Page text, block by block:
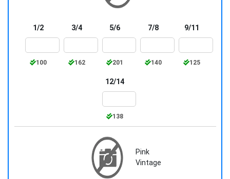
1/2
100
3/4
162
5/6
201
7/8
140
9/11
125
12/14
138
Pink
Vintage